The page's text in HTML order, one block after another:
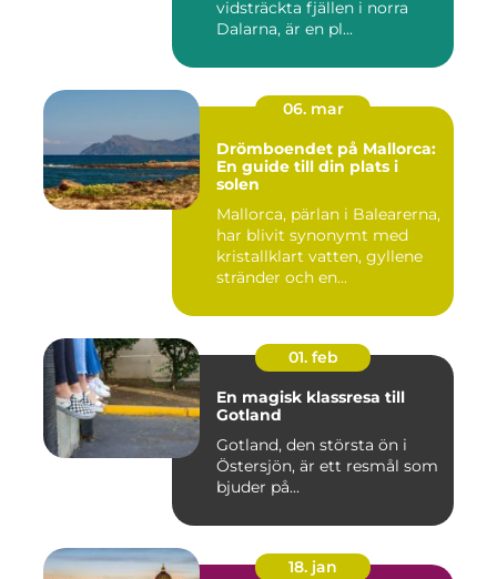
vidsträckta fjällen i norra
Dalarna, är en pl...
06. mar
Drömboendet på Mallorca:
En guide till din plats i
solen
Mallorca, pärlan i Balearerna,
har blivit synonymt med
kristallklart vatten, gyllene
stränder och en...
01. feb
En magisk klassresa till
Gotland
Gotland, den största ön i
Östersjön, är ett resmål som
bjuder på...
18. jan